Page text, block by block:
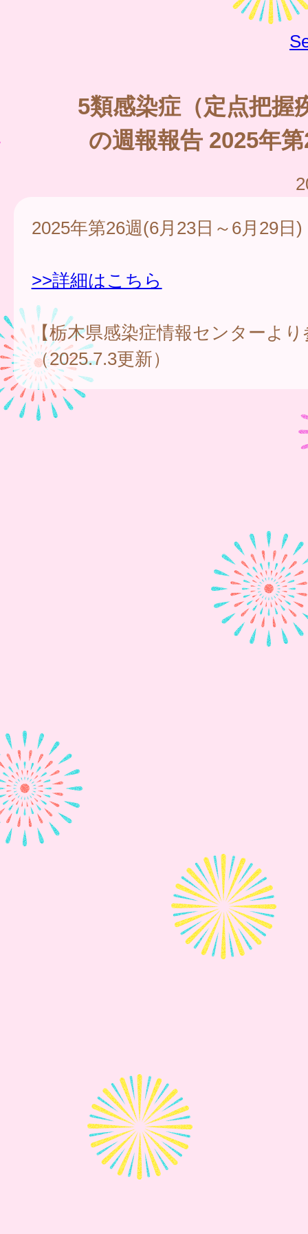
5類感染症（定点把握
の週報報告 2025年
2025年第26週(6月23日～6月29日)
>>詳細はこちら
【栃木県感染症情報センターより
（2025.7.3更新）